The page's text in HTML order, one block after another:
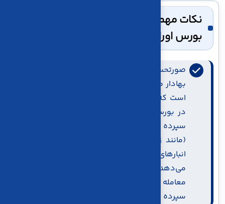
نکات مهم در ثبت صورتحساب الکترونیکی
بورس اوراق بهادر
صورتحسابهای الكترونيكی با الگوی بورس اوراق
بهادار مبتنی بر كالا، مختص ثبت فروش اشخاصی
است كه، كالای خود را (از طريق گواهي سپرده)
در بورس به فروش ميرسانند. این نوع گواهی
سپرده که مالکیت یک مقدار مشخص از کالا
(مانند زعفران، فولاد، سیمان، و غیره) را که در
انبارهای تاییدشده ی بورس ذخیره شده‌اند، نشان
می‌دهد. در بورس کالا، این گواهی‌های سپرده
معامله می‌شوند و فروشنده با عرضه گواهی
سپرده خود، آن را به خریداران می‌فروشد.